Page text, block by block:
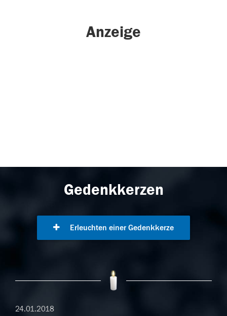
Anzeige
Gedenkkerzen
Erleuchten einer Gedenkkerze
24.01.2018